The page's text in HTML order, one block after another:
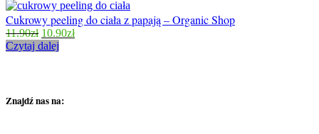
Cukrowy peeling do ciała z papają – Organic Shop
11.90zł 10.90zł
Czytaj dalej
Znajdź nas na: